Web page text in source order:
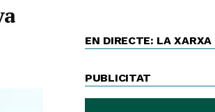
EN DIRECTE: LA XARXA
PUBLICITAT